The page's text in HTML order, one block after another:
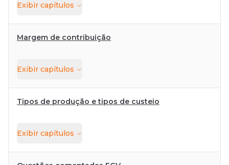
Exibir capítulos
Margem de contribuição
Exibir capítulos
Tipos de produção e tipos de custeio
Exibir capítulos